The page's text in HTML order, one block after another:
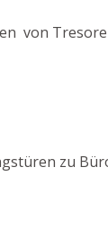
von
zu